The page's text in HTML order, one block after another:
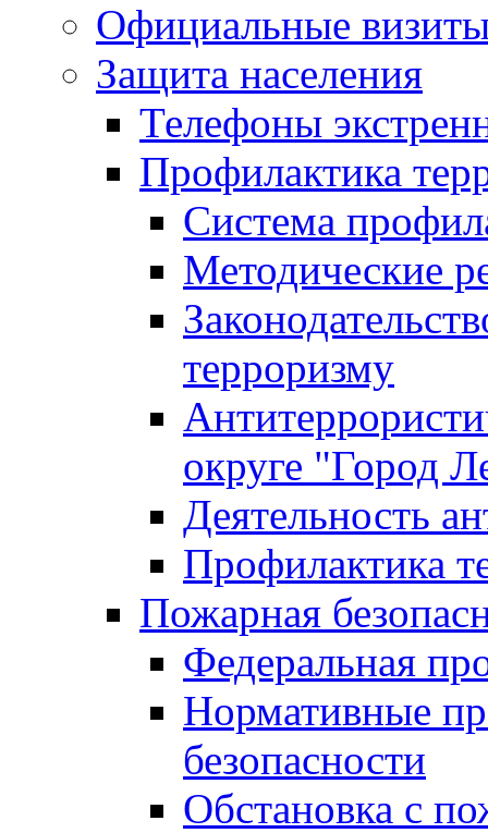
Официальные
Защита населения
Телефоны
Профилактика
Система
Методические
терроризму
округе "Город
Деятельность
Профилактика
Пожарная
Федеральная
Нормативные
безопасности
Обстановка с